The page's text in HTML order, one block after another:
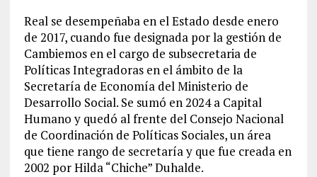
Real se desempeñaba en el Estado desde enero
de 2017, cuando fue designada por la gestión de
Cambiemos en el cargo de subsecretaria de
Políticas Integradoras en el ámbito de la
Secretaría de Economía del Ministerio de
Desarrollo Social. Se sumó en 2024 a Capital
Humano y quedó al frente del Consejo Nacional
de Coordinación de Políticas Sociales, un área
que tiene rango de secretaría y que fue creada en
2002 por Hilda “Chiche” Duhalde.